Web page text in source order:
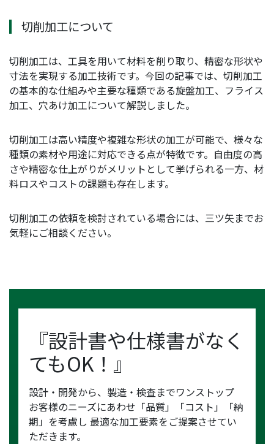
切削加工について
切削加工は、工具を用いて材料を削り取り、精密な形状や
寸法を実現する加工技術です。今回の記事では、切削加工
の基本的な仕組みや主要な種類である旋盤加工、フライス
加工、穴あけ加工について解説しました。
切削加工は高い精度や複雑な形状の加工が可能で、様々な
種類の素材や用途に対応できる点が特徴です。自由度の高
さや精密な仕上がりがメリットとして挙げられる一方、材
料ロスやコストの課題も存在します。
切削加工の依頼を検討されている場合には、三ツ矢までお
気軽にご相談ください。
『設計書や仕様書がなく
てもOK！』
設計・開発から、製造・検査までワンストップ
お客様のニーズにあわせ「品質」「コスト」「納
期」を考慮し 最適な加工要素をご提案させてい
ただきます。